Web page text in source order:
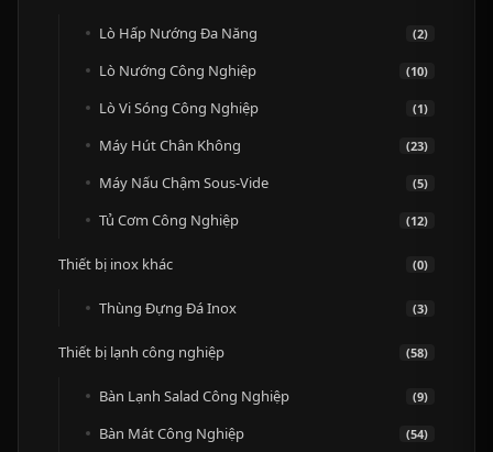
Lò Hấp Nướng Đa Năng (2)
Lò Nướng Công Nghiệp (10)
Lò Vi Sóng Công Nghiệp (1)
Máy Hút Chân Không (23)
Máy Nấu Chậm Sous-Vide (5)
Tủ Cơm Công Nghiệp (12)
Thiết bị inox khác (0)
Thùng Đựng Đá Inox (3)
Thiết bị lạnh công nghiệp (58)
Bàn Lạnh Salad Công Nghiệp (9)
Bàn Mát Công Nghiệp (54)